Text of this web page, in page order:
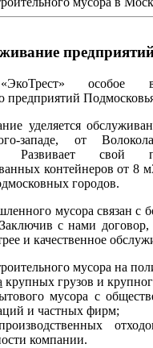
особое
предприятий
уделяется
западе, от
Развивает
контейнеров от 8
городов.
мусора связан с
с нами
и качественное
мусора на
крупных грузов и
мусора с
и частных фирм;
компании.